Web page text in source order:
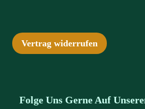
Vertrag widerrufen
Folge Uns Gerne Auf